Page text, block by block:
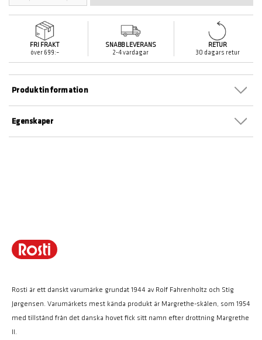
FRI FRAKT
över 699:–
SNABB LEVERANS
2-4 vardagar
RETUR
30 dagars retur
Egenskaper
Produktinformation
Rosti är ett danskt varumärke grundat 1944 av Rolf Fahrenholtz och Stig
Jørgensen. Varumärkets mest kända produkt är Margrethe-skålen, som 1954
med tillstånd från det danska hovet fick sitt namn efter drottning Margrethe